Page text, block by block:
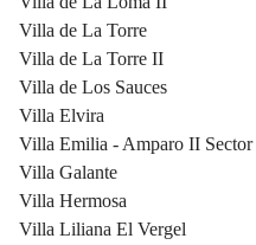
Villa de La Torre
Villa de La Torre II
Villa de Los Sauces
Villa Elvira
Villa Emilia - Amparo II Sector
Villa Galante
Villa Hermosa
Villa Liliana El Vergel